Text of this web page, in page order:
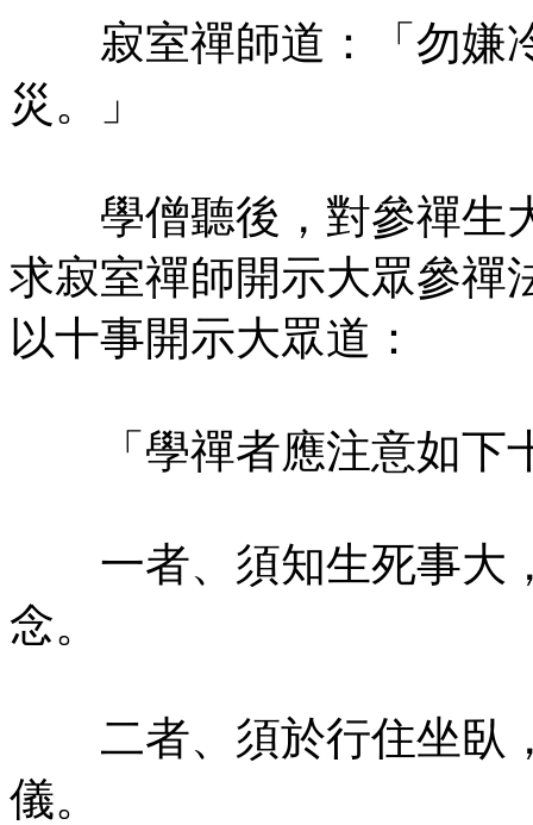
寂室禪師道：「勿嫌
災。」
學僧聽後，對參禪生
求寂室禪師開示大眾參禪
以十事開示大眾道：
「學禪者應注意如下
一者、須知生死事大
念。
二者、須於行住坐臥
儀。